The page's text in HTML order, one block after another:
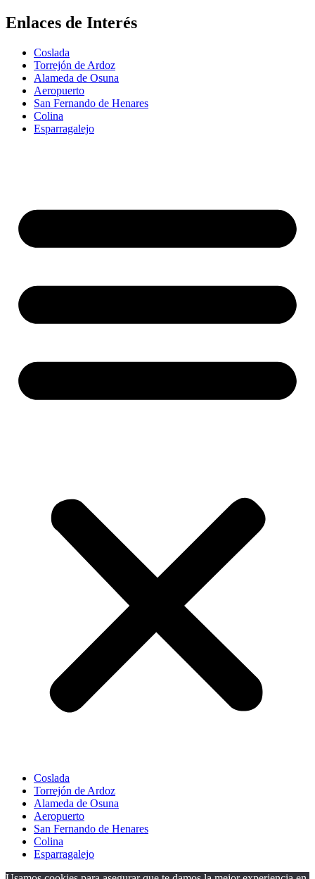
Enlaces de Interés
Coslada
Torrejón de Ardoz
Alameda de Osuna
Aeropuerto
San Fernando de Henares
Colina
Esparragalejo
Coslada
Torrejón de Ardoz
Alameda de Osuna
Aeropuerto
San Fernando de Henares
Colina
Esparragalejo